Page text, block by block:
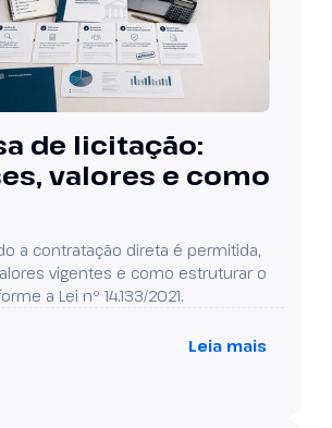
de licitação:
valores e como
a contratação direta é permitida,
vigentes e como estruturar o
a Lei nº 14.133/2021.
Leia mais